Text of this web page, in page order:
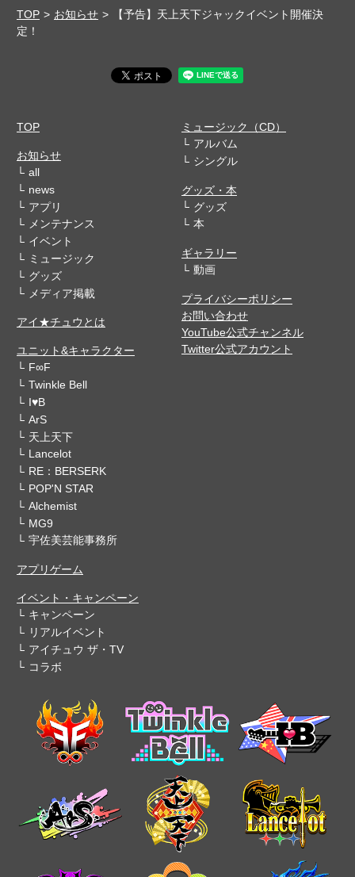
TOP お知らせ
【予告】天上天下ジャックイベント開催決
定！
TOP
お知らせ
all
news
アプリ
メンテナンス
イベント
ミュージック
グッズ
メディア掲載
アイ★チュウとは
ユニット&キャラクター
F∞F
Twinkle Bell
I♥B
ArS
天上天下
Lancelot
RE：BERSERK
POP'N STAR
Alchemist
MG9
宇佐美芸能事務所
アプリゲーム
イベント・キャンペーン
キャンペーン
リアルイベント
アイチュウ ザ・TV
コラボ
ミュージック（CD）
アルバム
シングル
グッズ・本
グッズ
本
ギャラリー
動画
プライバシーポリシー
お問い合わせ
YouTube公式チャンネル
Twitter公式アカウント